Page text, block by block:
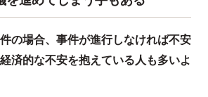
の場合、事件が進行しなければ不安
済的な不安を抱えている人も多いよ